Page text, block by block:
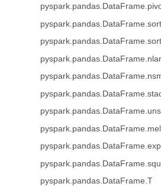
pyspark.pandas.DataFrame.T